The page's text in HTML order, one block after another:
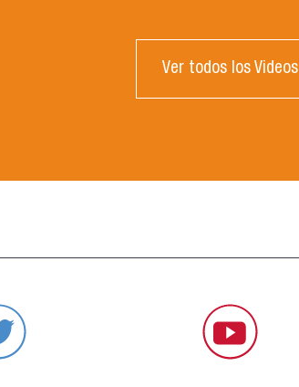
Ver todos los Videos